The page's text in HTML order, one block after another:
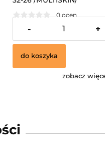
0 ocen
63,36 zł
- +
do koszyka
zobacz